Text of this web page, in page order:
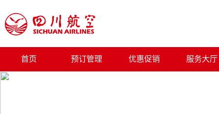
首页 预订管理 优惠促销 服务大厅